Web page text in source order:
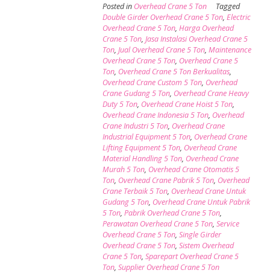
Posted in Overhead Crane 5 Ton
Tagged
Double Girder Overhead Crane 5 Ton, Electric
Overhead Crane 5 Ton, Harga Overhead
Crane 5 Ton, Jasa Instalasi Overhead Crane 5
Ton, Jual Overhead Crane 5 Ton, Maintenance
Overhead Crane 5 Ton, Overhead Crane 5
Ton, Overhead Crane 5 Ton Berkualitas,
Overhead Crane Custom 5 Ton, Overhead
Crane Gudang 5 Ton, Overhead Crane Heavy
Duty 5 Ton, Overhead Crane Hoist 5 Ton,
Overhead Crane Indonesia 5 Ton, Overhead
Crane Industri 5 Ton, Overhead Crane
Industrial Equipment 5 Ton, Overhead Crane
Lifting Equipment 5 Ton, Overhead Crane
Material Handling 5 Ton, Overhead Crane
Murah 5 Ton, Overhead Crane Otomatis 5
Ton, Overhead Crane Pabrik 5 Ton, Overhead
Crane Terbaik 5 Ton, Overhead Crane Untuk
Gudang 5 Ton, Overhead Crane Untuk Pabrik
5 Ton, Pabrik Overhead Crane 5 Ton,
Perawatan Overhead Crane 5 Ton, Service
Overhead Crane 5 Ton, Single Girder
Overhead Crane 5 Ton, Sistem Overhead
Crane 5 Ton, Sparepart Overhead Crane 5
Ton, Supplier Overhead Crane 5 Ton